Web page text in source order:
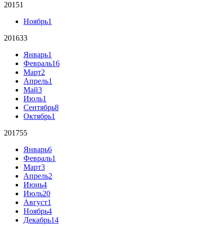
20151
Ноябрь1
201633
Январь1
Февраль16
Март2
Апрель1
Май3
Июль1
Сентябрь8
Октябрь1
201755
Январь6
Февраль1
Март3
Апрель2
Июнь4
Июль20
Август1
Ноябрь4
Декабрь14